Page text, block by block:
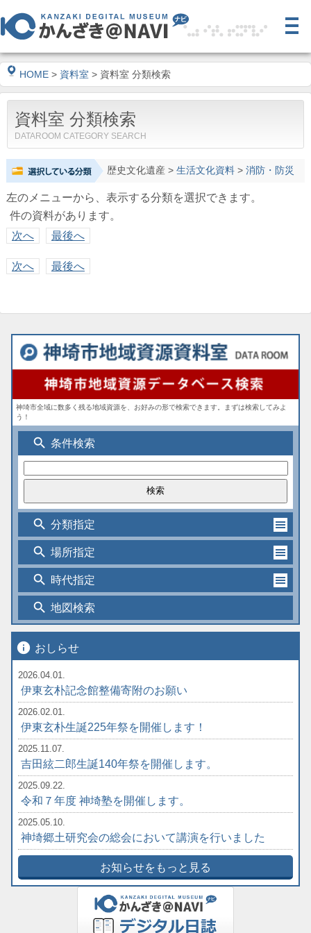
HOME > 資料室 > 資料室 分類検索
資料室 分類検索
DATAROOM CATEGORY SEARCH
歴史文化遺産> 生活文化資料> 消防・防災
左のメニューから、表示する分類を選択できます。
件の資料があります。
次へ
最後へ
次へ 最後へ
神埼市全域に数多く残る地域資源を、お好みの形で検索できます。まずは検索してみよ
う！
search 条件検索
search 分類指定
search 場所指定
search 時代指定
search 地図検索
info おしらせ
2026.04.01.
伊東玄朴記念館整備寄附のお願い
2026.02.01.
伊東玄朴生誕225年祭を開催します！
2025.11.07.
吉田絃二郎生誕140年祭を開催します。
2025.09.22.
令和７年度 神埼塾を開催します。
2025.05.10.
神埼郷土研究会の総会において講演を行いました
お知らせをもっと見る